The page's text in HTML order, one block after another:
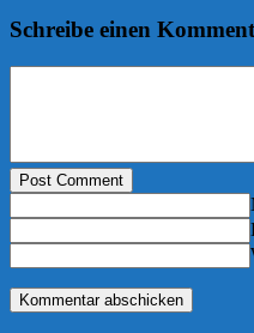
Schreibe einen
Post Comment